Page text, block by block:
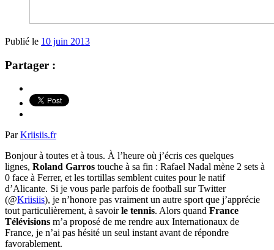
Publié le 10 juin 2013
Partager :
ParKriisiis.fr
Bonjour à toutes et à tous. À l’heure où j’écris ces quelques
lignes, Roland Garros touche à sa fin : Rafael Nadal mène 2 sets à
0 face à Ferrer, et les tortillas semblent cuites pour le natif
d’Alicante. Si je vous parle parfois de football sur Twitter
(@Kriisiis), je n’honore pas vraiment un autre sport que j’apprécie
tout particulièrement, à savoirle tennis. Alors quand France
Télévisions m’a proposé de me rendre aux Internationaux de
France, je n’ai pas hésité un seul instant avant de répondre
favorablement.